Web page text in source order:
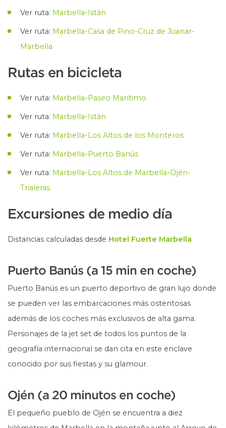
Ver ruta: Marbella-Istán
Ver ruta: Marbella-Casa de Pino-Cruz de Juanar-
Marbella
Rutas en bicicleta
Ver ruta: Marbella-Paseo Marítimo
Ver ruta: Marbella-Istán
Ver ruta: Marbella-Los Altos de los Monteros
Ver ruta: Marbella-Puerto Banús
Ver ruta: Marbella-Los Altos de Marbella-Ojén-
Trialeras
Excursiones de medio día
Distancias calculadas desde Hotel Fuerte Marbella
Puerto Banús (a 15 min en coche)
Puerto Banús es un puerto deportivo de gran lujo donde
se pueden ver las embarcaciones más ostentosas
además de los coches más exclusivos de alta gama.
Personajes de la jet set de todos los puntos de la
geografía internacional se dan cita en este enclave
conocido por sus fiestas y su glamour.
Ojén (a 20 minutos en coche)
El pequeño pueblo de Ojén se encuentra a diez